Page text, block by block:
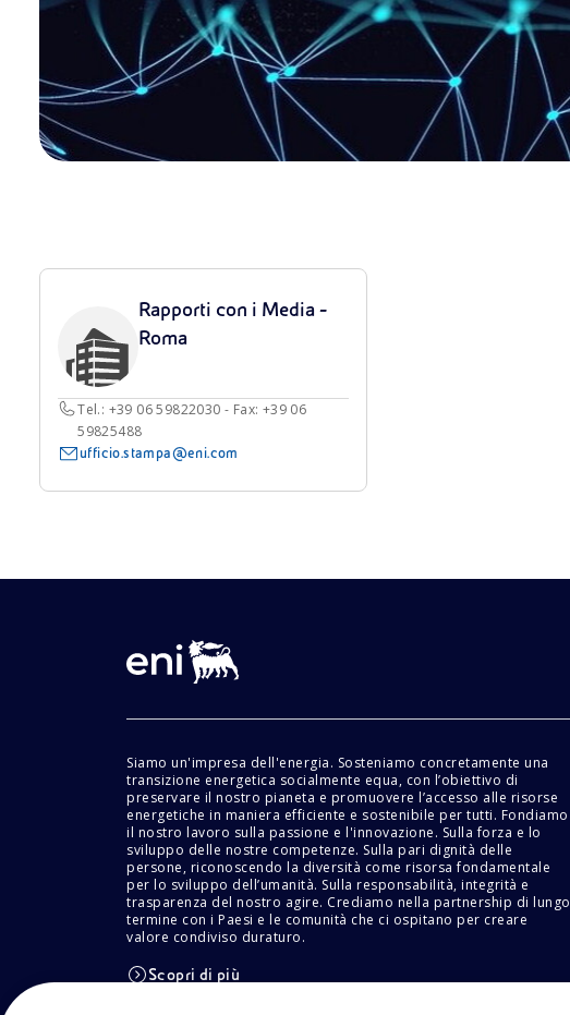
Rapporti con i Media -
Roma
Tel.: +39 06 59822030 - Fax: +39 06
59825488
ufficio.stampa@eni.com
Siamo un'impresa dell'energia. Sosteniamo concretamente una
transizione energetica socialmente equa, con l’obiettivo di
preservare il nostro pianeta e promuovere l’accesso alle risorse
energetiche in maniera efficiente e sostenibile per tutti. Fondiamo
il nostro lavoro sulla passione e l'innovazione. Sulla forza e lo
sviluppo delle nostre competenze. Sulla pari dignità delle
persone, riconoscendo la diversità come risorsa fondamentale
per lo sviluppo dell’umanità. Sulla responsabilità, integrità e
trasparenza del nostro agire. Crediamo nella partnership di lungo
termine con i Paesi e le comunità che ci ospitano per creare
valore condiviso duraturo.
Scopri di più